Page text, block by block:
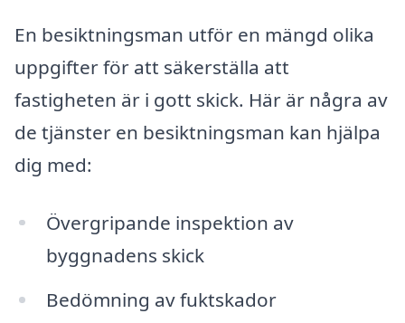
En besiktningsman utför en mängd olika
uppgifter för att säkerställa att
fastigheten är i gott skick. Här är några av
de tjänster en besiktningsman kan hjälpa
dig med:
Övergripande inspektion av
byggnadens skick
Bedömning av fuktskador